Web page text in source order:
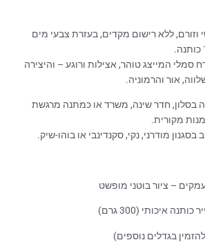
וזורם, ללא רישום מקדים, בעזרת צבעי מים
המייצג טוהר, אצילות ורוגע – והיצירה
אור והרמוניה.
בסלון, חדר שינה, משרד או כמתנה מרגשת
מקורית.
מודרני, נקי, סקנדינבי או בוהו-שיק.
– ציור בוטני מופשט
איכותי (300 גרם)